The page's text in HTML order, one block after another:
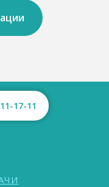
17-11